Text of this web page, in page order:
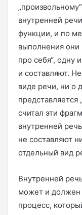
внутренней
функции, и по
выполнения они
про себя“, одну
и составляют.
виде речи, ни о
считал эти
внутренней
не составляют
отдельный вид
Внутренней
может и должен
процесс,